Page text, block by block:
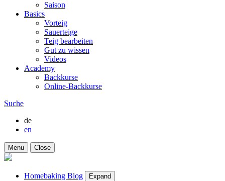
Saison
Basics
Vorteig
Sauerteige
Teig bearbeiten
Gut zu wissen
Videos
Academy
Backkurse
Online-Backkurse
Suche
de
en
Menu Close
Homebaking Blog Expand